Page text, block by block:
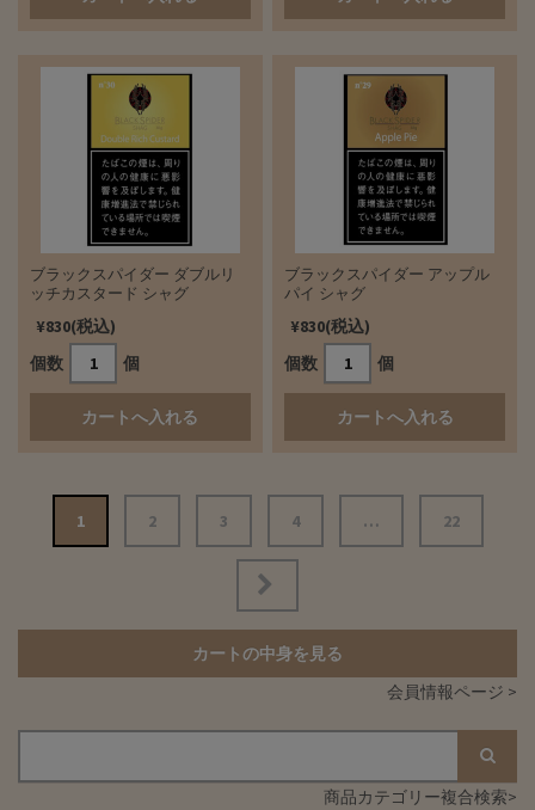
ブラックスパイダー ダブルリ
ッチカスタード シャグ
¥830(税込)
個数
個
ブラックスパイダー アップル
パイ シャグ
¥830(税込)
個数
個
ー
ン
1 2 3 4 … 22
カートの中身を見る
会員情報ページ >
商品カテゴリー複合検索>